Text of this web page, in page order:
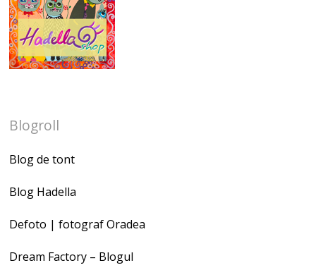
Blogroll
Blog de tont
Blog Hadella
Defoto | fotograf Oradea
Dream Factory – Blogul